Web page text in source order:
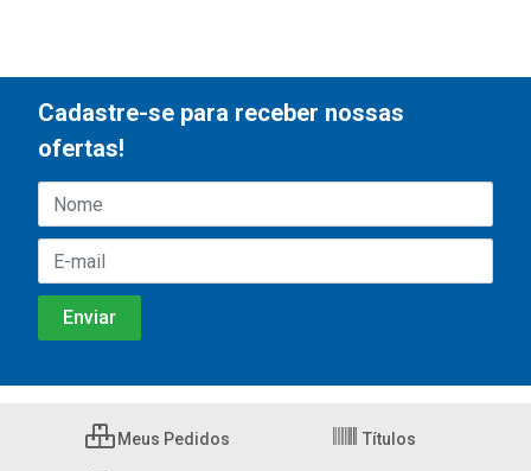
Cadastre-se para receber nossas
ofertas!
Meus Pedidos Títulos